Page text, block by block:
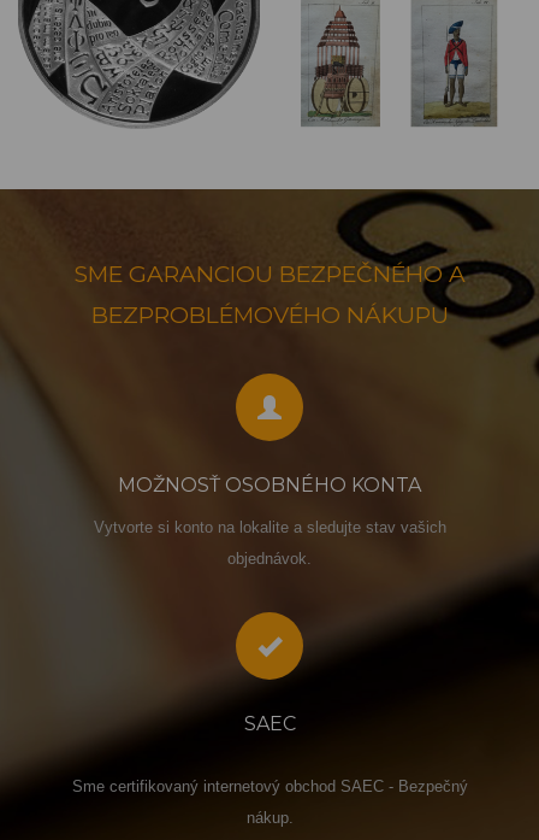
SME GARANCIOU BEZPEČNÉHO A
BEZPROBLÉMOVÉHO NÁKUPU
MOŽNOSŤ OSOBNÉHO KONTA
Vytvorte si konto na lokalite a sledujte stav vašich
objednávok.
SAEC
Sme certifikovaný internetový obchod SAEC - Bezpečný
nákup.